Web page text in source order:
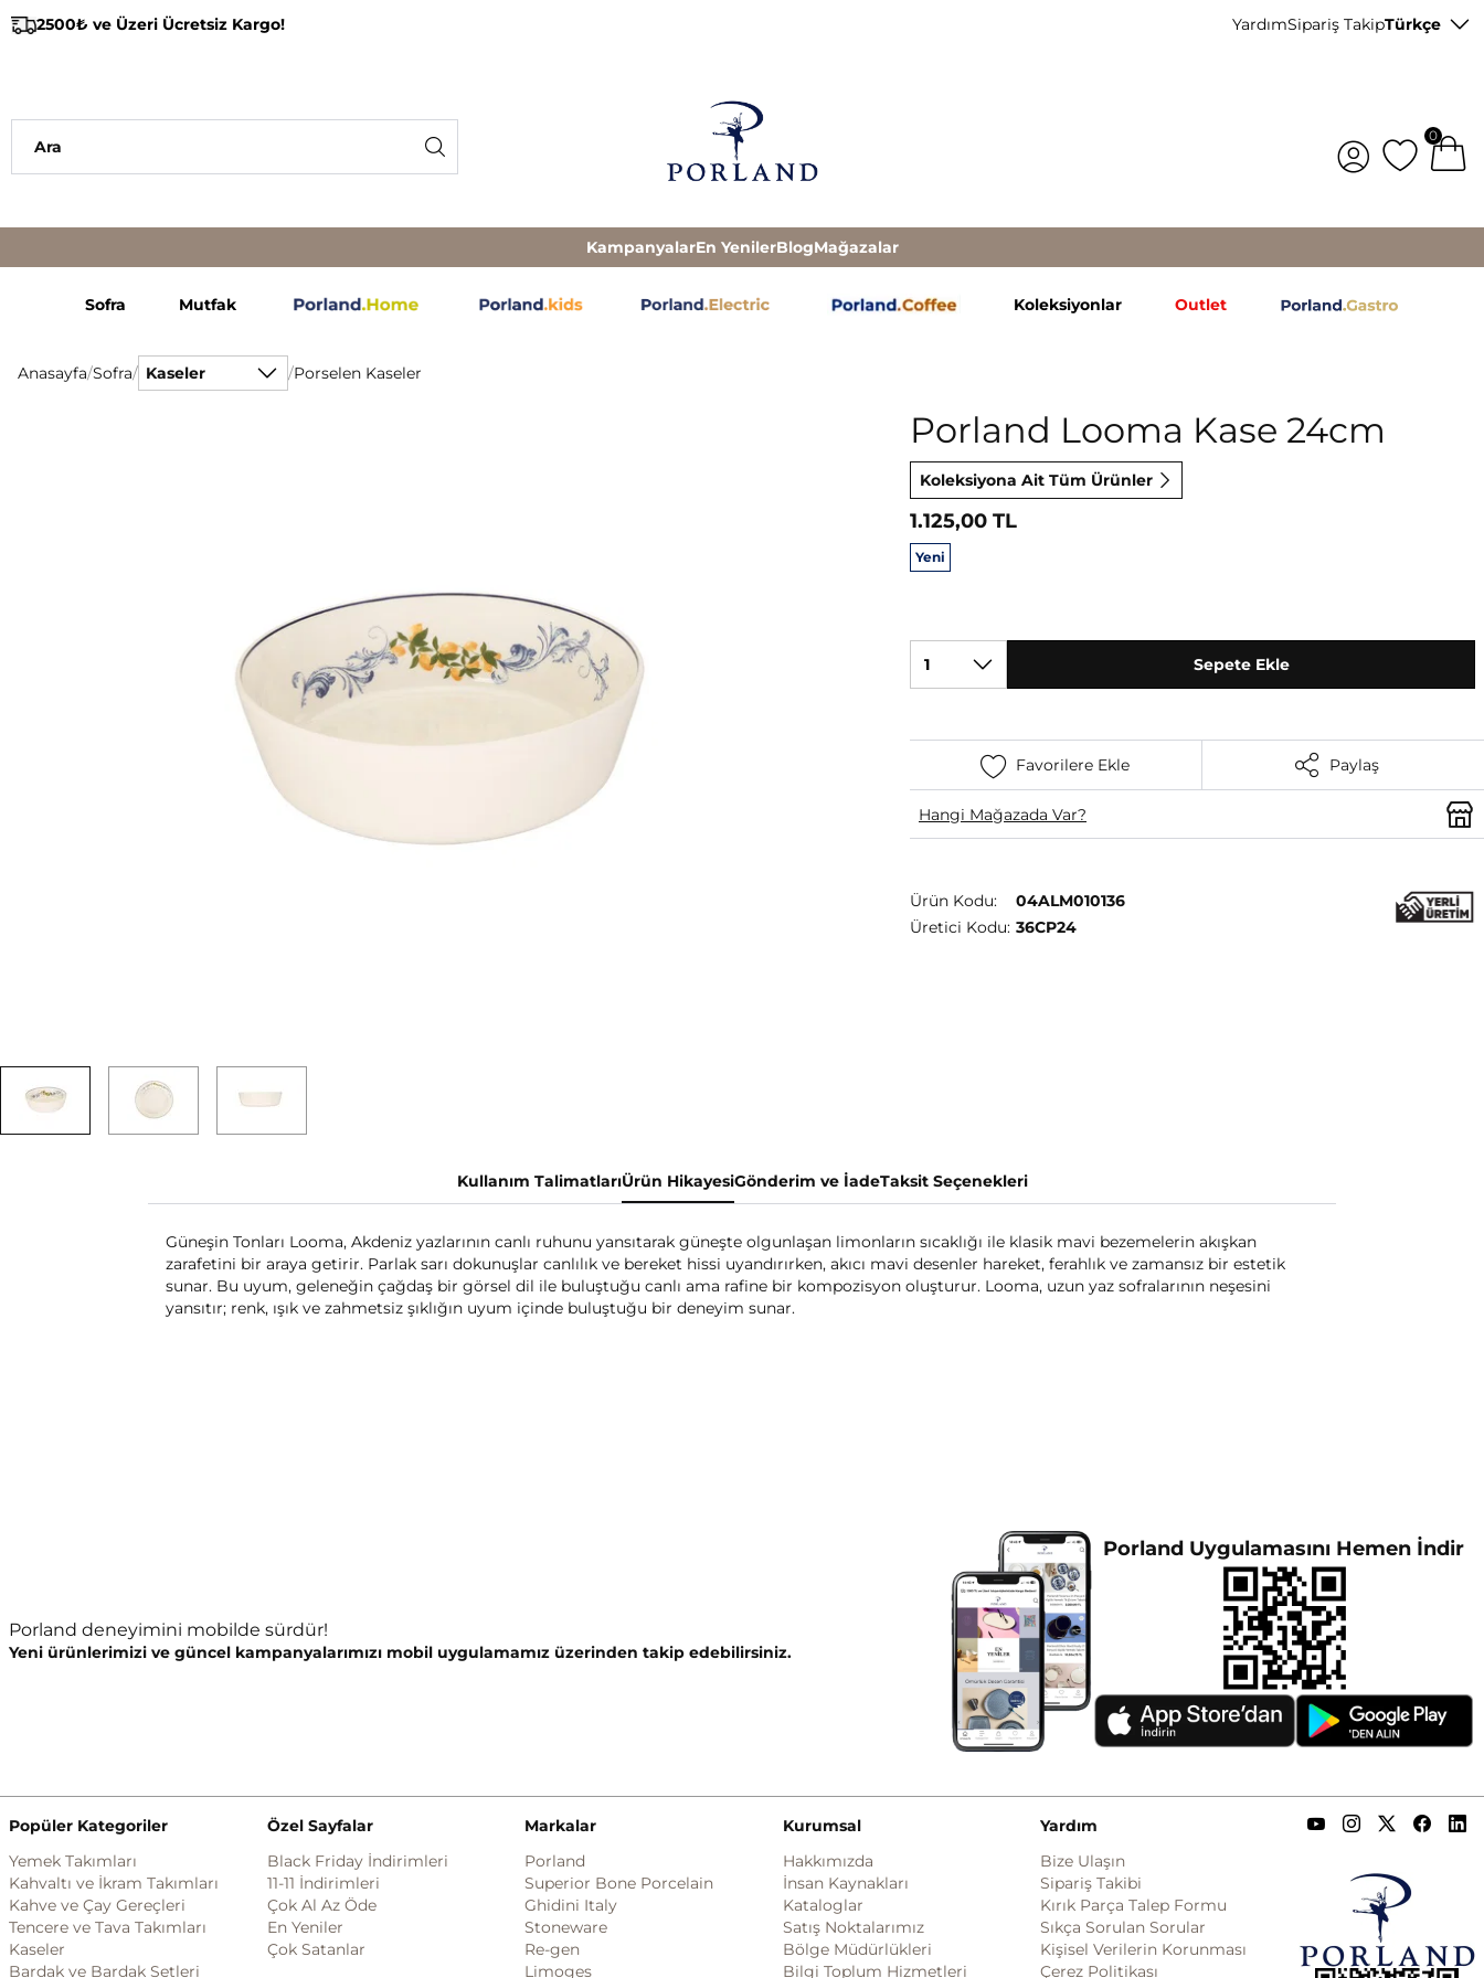
2500₺ ve Üzeri Ücretsiz Kargo! YardımSipariş TakipTürkçe
0
KampanyalarEn YenilerBlogMağazalar
Sofra Mutfak Koleksiyonlar Outlet
Anasayfa/Sofra/ Kaseler /Porselen Kaseler
Porland Looma Kase 24cm
Koleksiyona Ait Tüm Ürünler
1.125,00 TL
Yeni
1 Sepete Ekle
Favorilere Ekle Paylaş
Hangi Mağazada Var?
Ürün Kodu:
04ALM010136
Üretici Kodu: 36CP24
Kullanım TalimatlarıÜrün HikayesiGönderim ve İadeTaksit Seçenekleri
Güneşin Tonları Looma, Akdeniz yazlarının canlı ruhunu yansıtarak güneşte olgunlaşan limonların sıcaklığı ile klasik mavi bezemelerin akışkan
zarafetini bir araya getirir. Parlak sarı dokunuşlar canlılık ve bereket hissi uyandırırken, akıcı mavi desenler hareket, ferahlık ve zamansız bir estetik
sunar. Bu uyum, geleneğin çağdaş bir görsel dil ile buluştuğu canlı ama rafine bir kompozisyon oluşturur. Looma, uzun yaz sofralarının neşesini
yansıtır; renk, ışık ve zahmetsiz şıklığın uyum içinde buluştuğu bir deneyim sunar.
Porland deneyimini mobilde sürdür!
Yeni ürünlerimizi ve güncel kampanyalarımızı mobil uygulamamız üzerinden takip edebilirsiniz.
Porland Uygulamasını Hemen İndir
Popüler Kategoriler
Yemek Takımları
Kahvaltı ve İkram Takımları
Kahve ve Çay Gereçleri
Tencere ve Tava Takımları
Kaseler
Bardak ve Bardak Setleri
Markalar
Porland
Superior Bone Porcelain
Ghidini Italy
Stoneware
Re-gen
Limoges
Kurumsal
Hakkımızda
İnsan Kaynakları
Kataloglar
Satış Noktalarımız
Bölge Müdürlükleri
Bilgi Toplum Hizmetleri
Yardım
Bize Ulaşın
Sipariş Takibi
Kırık Parça Talep Formu
Sıkça Sorulan Sorular
Kişisel Verilerin Korunması
Çerez Politikası
Özel Sayfalar
Black Friday İndirimleri
11-11 İndirimleri
Çok Al Az Öde
En Yeniler
Çok Satanlar